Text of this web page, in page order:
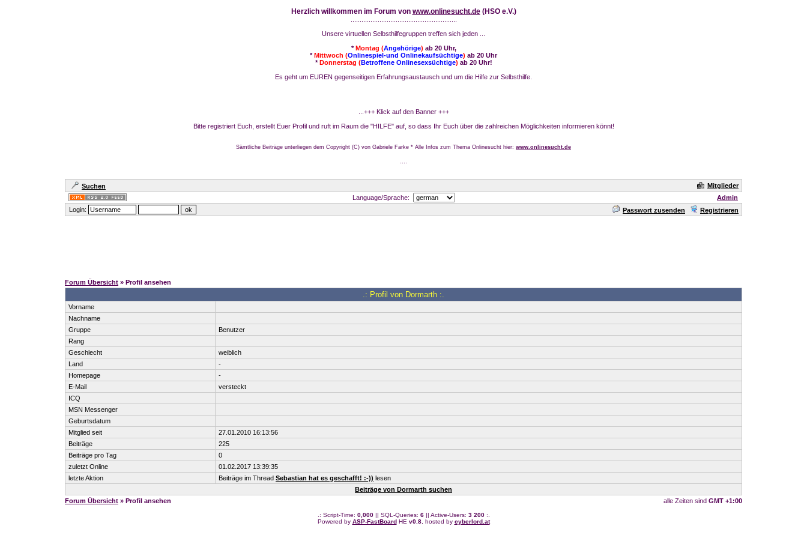
Herzlich willkommen im Forum von www.onlinesucht.de(HSO e.V.)
Unsere virtuellen Selbsthilfegruppen treffen sich jeden ...
*Montag (Angehörige) ab 20 Uhr,
*Mittwoch (Onlinespiel-und Onlinekaufsüchtige) ab 20 Uhr
*Donnerstag (Betroffene Onlinesexsüchtige) ab 20 Uhr!
Es geht um EUREN gegenseitigen Erfahrungsaustausch und um die Hilfe zur Selbsthilfe.
...+++ Klick auf den Banner +++
Bitte registriert Euch, erstellt Euer Profil und ruft im Raum die "HILFE" auf, so dass Ihr Euch über die zahlreichen Möglichkeiten informieren könnt!
Sämtliche Beiträge unterliegen dem Copyright (C) von Gabriele Farke * Alle Infos zum Thema Onlinesucht hier: www.onlinesucht.de
Suchen
Mitglieder
Language/Sprache:
Admin
Login:
Passwort zusenden Registrieren
Forum Übersicht » Profil ansehen
.: Profil von Dormarth :.
Vorname
Nachname
Gruppe
Benutzer
Rang
Geschlecht
weiblich
Land
-
Homepage
-
E-Mail
versteckt
ICQ
MSN Messenger
Geburtsdatum
Mitglied seit
27.01.2010 16:13:56
Beiträge
225
Beiträge pro Tag
0
zuletzt Online
01.02.2017 13:39:35
letzte Aktion
Beiträge im Thread Sebastian hat es geschafft! :-)) lesen
Beiträge von Dormarth suchen
Forum Übersicht » Profil ansehen alle Zeiten sind GMT +1:00
.: Script-Time: 0,000|| SQL-Queries: 6|| Active-Users: 3 200:.
Powered by ASP-FastBoardHE v0.8, hosted by cyberlord.at